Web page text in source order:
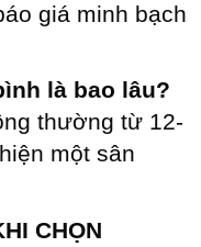
giá minh bạch
là bao lâu?
thường từ 12-
một sân
CHỌN